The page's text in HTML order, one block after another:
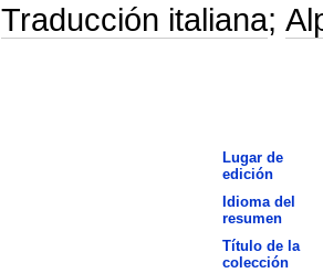
Traducción italiana;
Lugar de
edición
Idioma del
resumen
Título de la
colección